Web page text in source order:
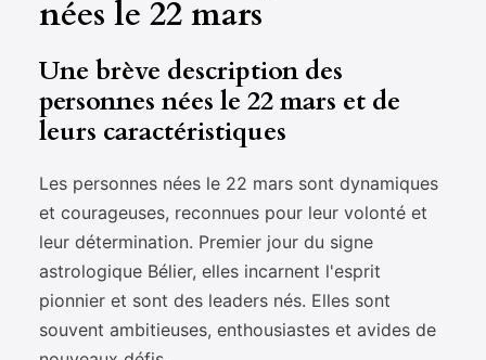
nées le 22 mars
Une brève description des
personnes nées le 22 mars et de
leurs caractéristiques
Les personnes nées le 22 mars sont dynamiques
et courageuses, reconnues pour leur volonté et
leur détermination. Premier jour du signe
astrologique Bélier, elles incarnent l'esprit
pionnier et sont des leaders nés. Elles sont
souvent ambitieuses, enthousiastes et avides de